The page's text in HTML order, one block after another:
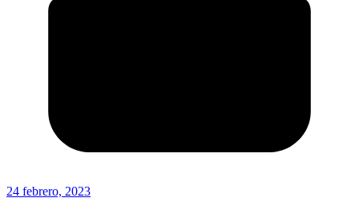
24 febrero, 2023